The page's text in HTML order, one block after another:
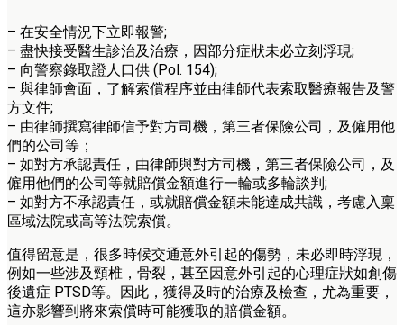
– 在安全情況下立即報警;
– 盡快接受醫生診治及治療，因部分症狀未必立刻浮現;
– 向警察錄取證人口供 (Pol. 154);
– 與律師會面，了解索償程序並由律師代表索取醫療報告及警
方文件;
– 由律師撰寫律師信予對方司機，第三者保險公司，及僱用他
們的公司等；
– 如對方承認責任，由律師與對方司機，第三者保險公司，及
僱用他們的公司等就賠償金額進行一輪或多輪談判;
– 如對方不承認責任，或就賠償金額未能達成共識，考慮入稟
區域法院或高等法院索償。
值得留意是，很多時候交通意外引起的傷勢，未必即時浮現，
例如一些涉及頸椎，骨裂，甚至因意外引起的心理症狀如創傷
後遺症 PTSD等。因此，獲得及時的治療及檢查，尤為重要，
這亦影響到將來索償時可能獲取的賠償金額。